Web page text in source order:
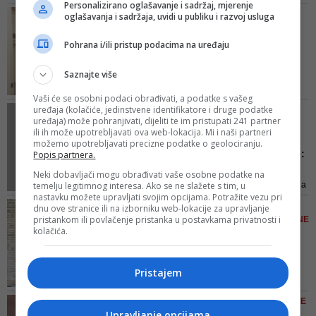
zato tr...
demokrata ni dan danas ne može
da shvati kako to da nije bilo
Đorđa i Rasima (a bilo je, ali su
danas!...
KAD DRUŠTVENE MREŽE
A šta kad negativan
nasilje, kako ga prepoznati, šta je
dozvoljeno, a šta nije na
društvenim mrežama -
srednjoškolcima je objasnio
FOTO I VIDEO/UZNEMIRUJUĆI
PRIZORI IZ ZAVODA PAZARIĆ
Dan i noć vezani za
radijatore, psihički kopne:
Na fotografijama koje je dostavila
medijima vidi se kako su djeca
vezana za namještaj i radijatore
SINDROM 'TRUT' - TUŽNO
STANJE DANAŠNJE OMLADINE
Međugorju: Osim raznih
- Sve više mladih upada u to
roditelji koji ne znaju kako da se
VIDEO/ ČITAV BALKAN VRTI SE
Personalizirano oglašavanje i sadržaj, mjerenje
oglašavanja i sadržaja, uvidi u publiku i razvoj usluga
Pohrana i/ili pristup podacima na uređaju
Saznajte više
Vaši će se osobni podaci obrađivati, a podatke s vašeg
uređaja (kolačiće, jedinstvene identifikatore i druge podatke
uređaja) može pohranjivati, dijeliti te im pristupati 241 partner
ili ih može upotrebljavati ova web-lokacija. Mi i naši partneri
možemo upotrebljavati precizne podatke o geolociranju.
Popis partnera.
Neki dobavljači mogu obrađivati vaše osobne podatke na
temelju legitimnog interesa. Ako se ne slažete s tim, u
nastavku možete upravljati svojim opcijama. Potražite vezu pri
dnu ove stranice ili na izborniku web-lokacije za upravljanje
pristankom ili povlačenje pristanka u postavkama privatnosti i
kolačića.
Pristajem